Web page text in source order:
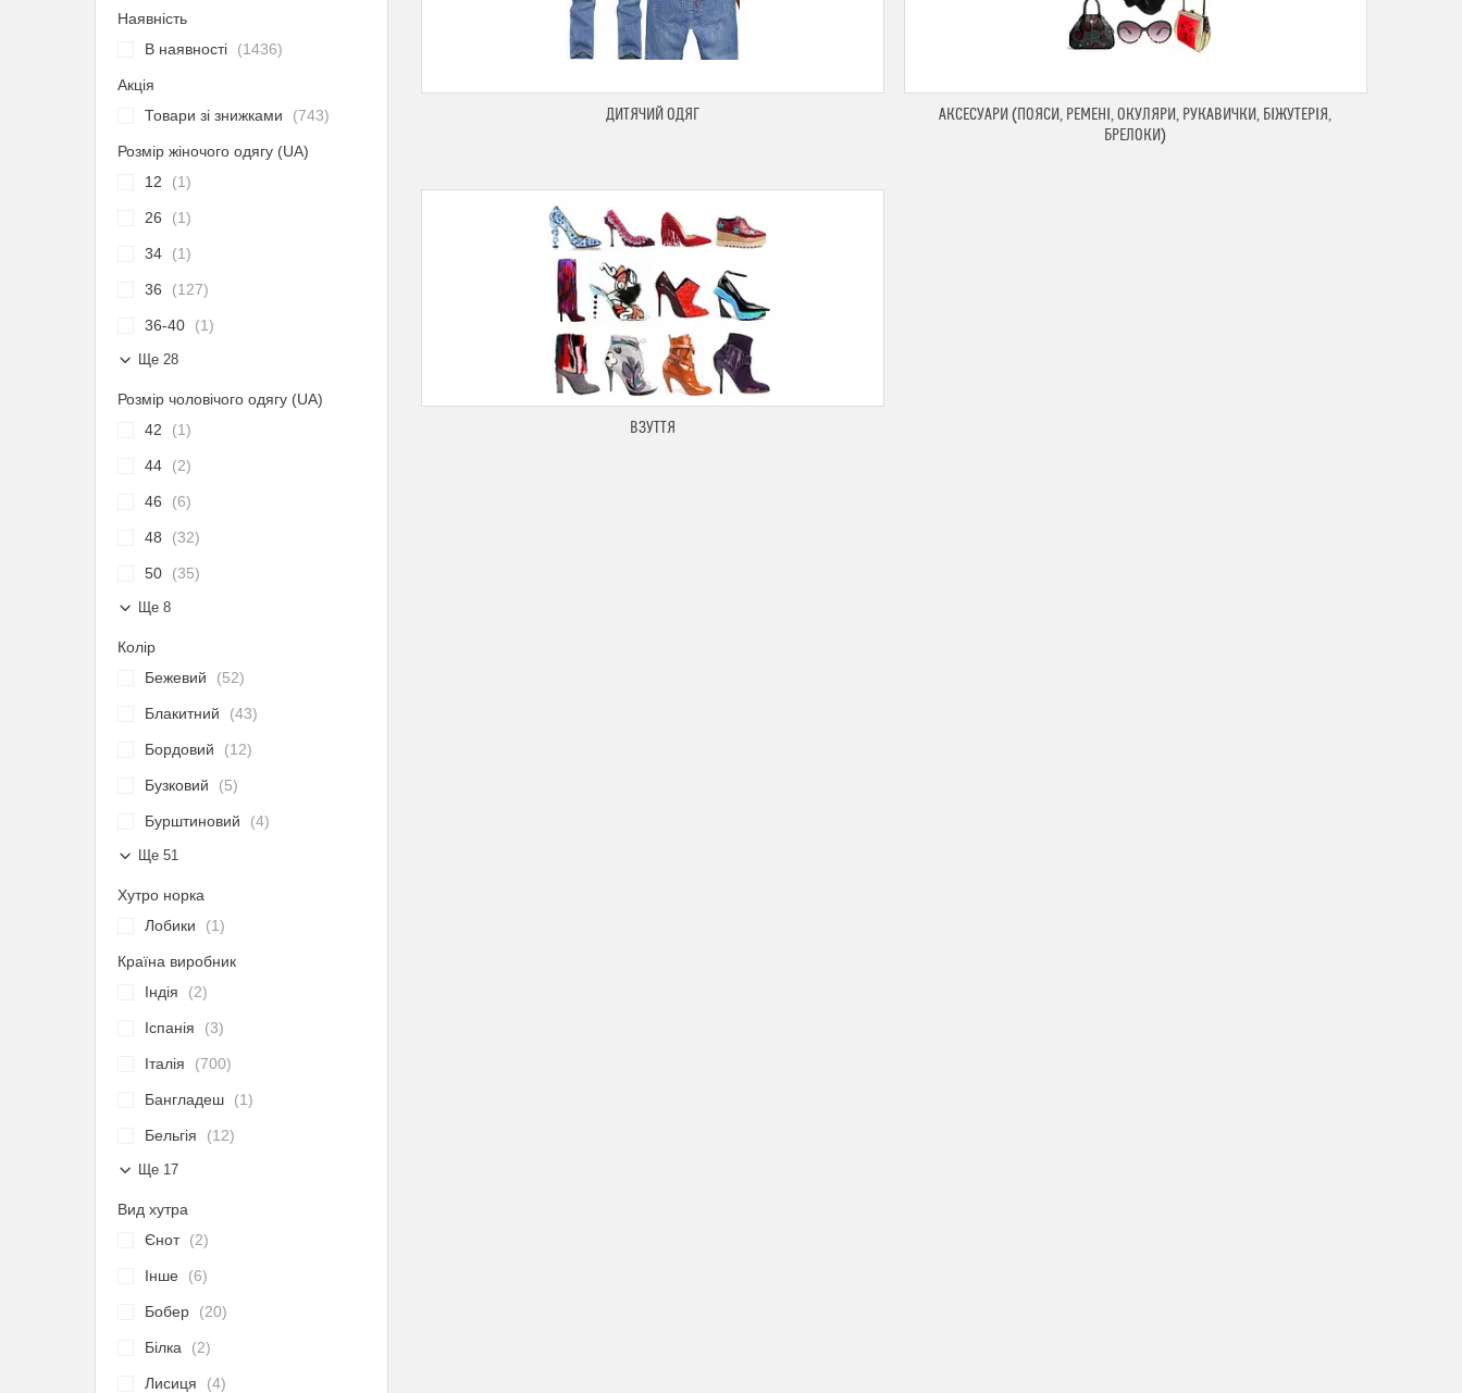
ДИТЯЧИЙ ОДЯГ
АКСЕСУАРИ (ПОЯСИ, РЕМЕНІ, ОКУЛЯРИ, РУКАВИЧКИ, БІЖУТЕРІЯ,
БРЕЛОКИ)
ВЗУТТЯ
Наявність
В наявності
1436
Акція
Товари зі знижками
743
Розмір жіночого одягу (UA)
12
1
26 1
34 1
36 127
36-40 1
Ще 28
Розмір чоловічого одягу (UA)
42
1
44 2
46 6
48 32
50 35
Ще 8
Колір
Бежевий
52
Блакитний 43
Бордовий 12
Бузковий 5
Бурштиновий 4
Ще 51
Хутро норка
Лобики
1
Країна виробник
Індія
2
Іспанія 3
Італія 700
Бангладеш 1
Бельгія 12
Ще 17
Вид хутра
Єнот
2
Інше 6
Бобер 20
Білка 2
Лисиця 4